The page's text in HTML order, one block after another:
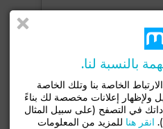
بالنسبة لنا.
الخاصة بنا وتلك الخاصة
ولإظهار إعلانات مخصصة لك بناءً
في التصفح (على سبيل المثال
انقر هنا للمزيد من المعلومات